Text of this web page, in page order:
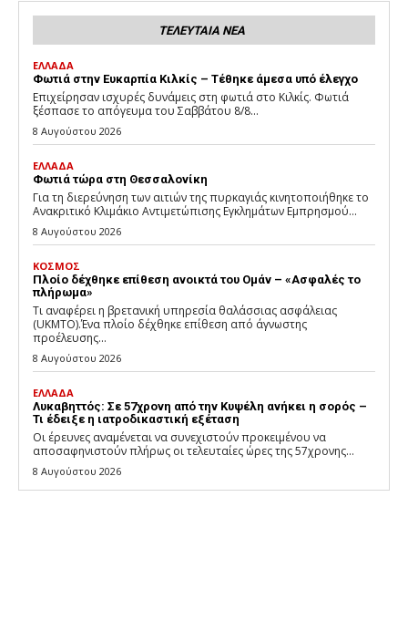
ΤΕΛΕΥΤΑΙΑ ΝΕΑ
ΕΛΛΑΔΑ
Φωτιά στην Ευκαρπία Κιλκίς – Τέθηκε άμεσα υπό έλεγχο
Επιχείρησαν ισχυρές δυνάμεις στη φωτιά στο Κιλκίς. Φωτιά
ξέσπασε το απόγευμα του Σαββάτου 8/8...
8 Αυγούστου 2026
ΕΛΛΑΔΑ
Φωτιά τώρα στη Θεσσαλονίκη
Για τη διερεύνηση των αιτιών της πυρκαγιάς κινητοποιήθηκε το
Ανακριτικό Κλιμάκιο Αντιμετώπισης Εγκλημάτων Εμπρησμού...
8 Αυγούστου 2026
ΚΟΣΜΟΣ
Πλοίο δέχθηκε επίθεση ανοικτά του Ομάν – «Ασφαλές το
πλήρωμα»
Τι αναφέρει η βρετανική υπηρεσία θαλάσσιας ασφάλειας
(UKMTO).Ένα πλοίο δέχθηκε επίθεση από άγνωστης
προέλευσης...
8 Αυγούστου 2026
ΕΛΛΑΔΑ
Λυκαβηττός: Σε 57χρονη από την Κυψέλη ανήκει η σορός –
Τι έδειξε η ιατροδικαστική εξέταση
Οι έρευνες αναμένεται να συνεχιστούν προκειμένου να
αποσαφηνιστούν πλήρως οι τελευταίες ώρες της 57χρονης...
8 Αυγούστου 2026